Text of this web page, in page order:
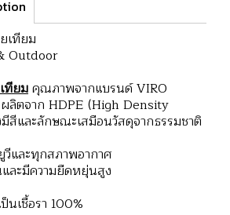
เทียม
Outdoor
ทียมคุณภาพจากแบรนด์ VIRO
ลิตจาก HDPE (High Density
และลักษณะเสมือนวัสดุจากธรรมชาติ
และทุกสภาพอากาศ
ละมีความยืดหยุ่นสูง
นเชื้อรา 100%